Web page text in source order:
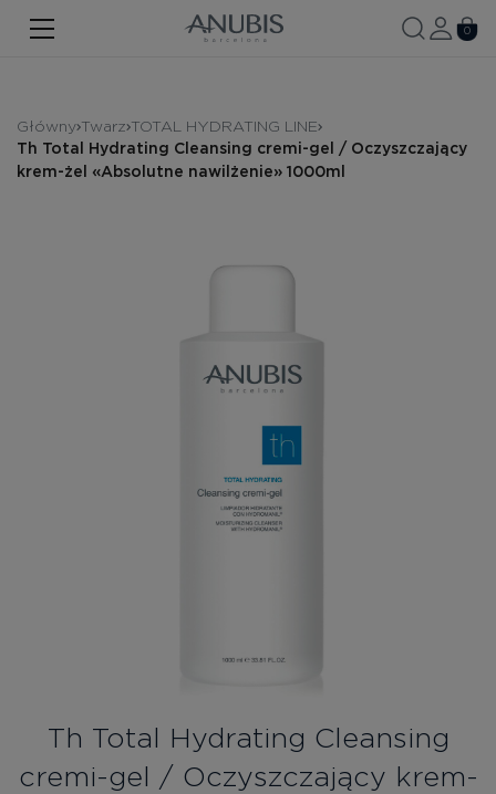
TWARZ
WŁOSY
SPA
0
Główny Twarz TOTAL HYDRATING LINE
Th Total Hydrating Cleansing cremi-gel / Oczyszczający
krem-żel «Absolutne nawilżenie» 1000ml
Th Total Hydrating Cleansing
cremi-gel / Oczyszczający krem-